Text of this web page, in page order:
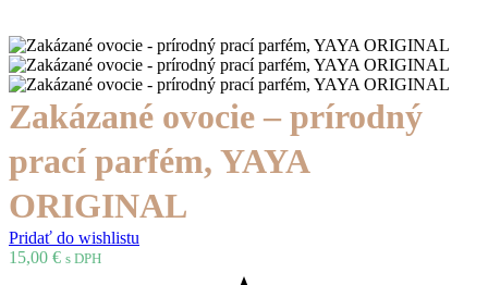
Zakázané ovocie – prírodný
prací parfém, YAYA
ORIGINAL
Pridať do wishlistu
15,00 € s DPH